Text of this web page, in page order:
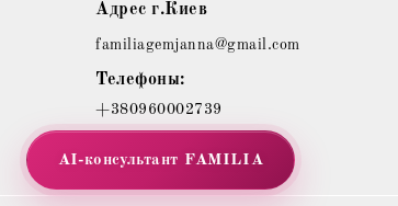
Адрес г.Киев
familiagemjanna@gmail.com
Телефоны:
+380960002739
AI-консультант FAMILIA